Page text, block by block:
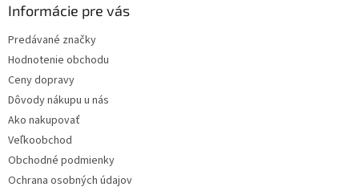
Informácie pre vás
Predávané značky
Hodnotenie obchodu
Ceny dopravy
Dôvody nákupu u nás
Ako nakupovať
Veľkoobchod
Obchodné podmienky
Ochrana osobných údajov